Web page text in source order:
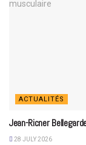
ACTUALITÉS
Jean-Ricner
28 JULY 2026